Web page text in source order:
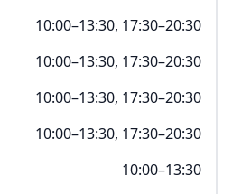
10:00–13:30, 17:30–20:30
10:00–13:30, 17:30–20:30
10:00–13:30, 17:30–20:30
10:00–13:30, 17:30–20:30
10:00–13:30